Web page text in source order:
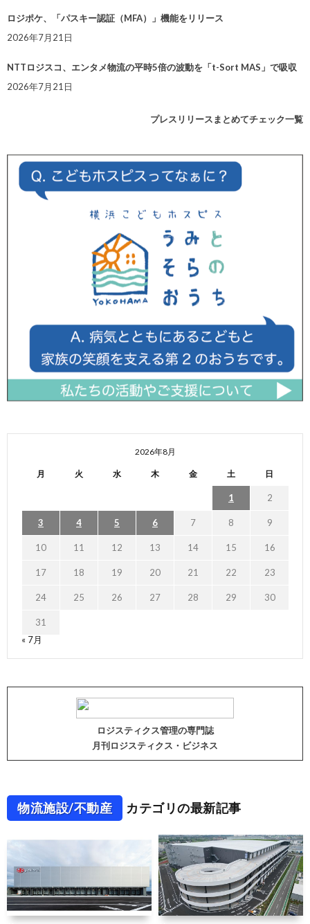
ロジポケ、「パスキー認証（MFA）」機能をリリース
2026年7月21日
NTTロジスコ、エンタメ物流の平時5倍の波動を「t-Sort MAS」で吸収
2026年7月21日
プレスリリースまとめてチェック一覧
2026年8月
月 火 水 木 金 土 日
1 2
3 4 5 6 7 8 9
10 11 12 13 14 15 16
17 18 19 20 21 22 23
24 25 26 27 28 29 30
31
« 7月
ロジスティクス管理の専門誌
月刊ロジスティクス・ビジネス
物流施設/不動産 カテゴリの最新記事